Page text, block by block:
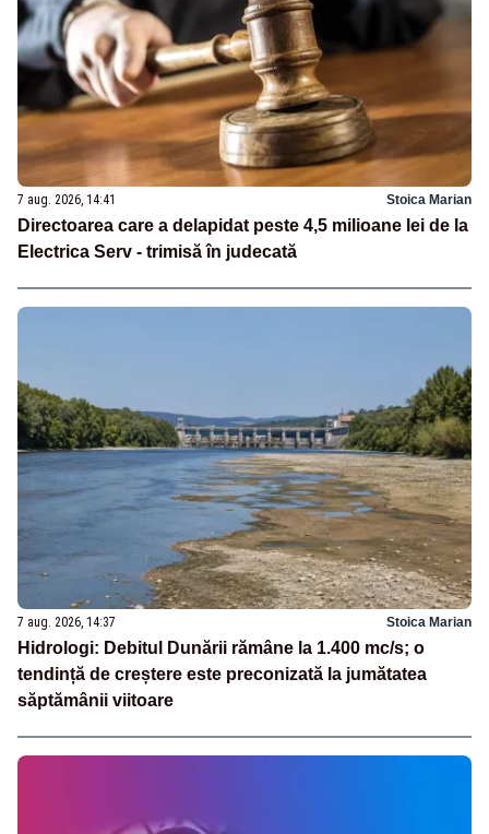
7 aug. 2026, 14:41 Stoica Marian
Directoarea care a delapidat peste 4,5 milioane lei de la
Electrica Serv - trimisă în judecată
7 aug. 2026, 14:37 Stoica Marian
Hidrologi: Debitul Dunării rămâne la 1.400 mc/s; o
tendință de creștere este preconizată la jumătatea
săptămânii viitoare